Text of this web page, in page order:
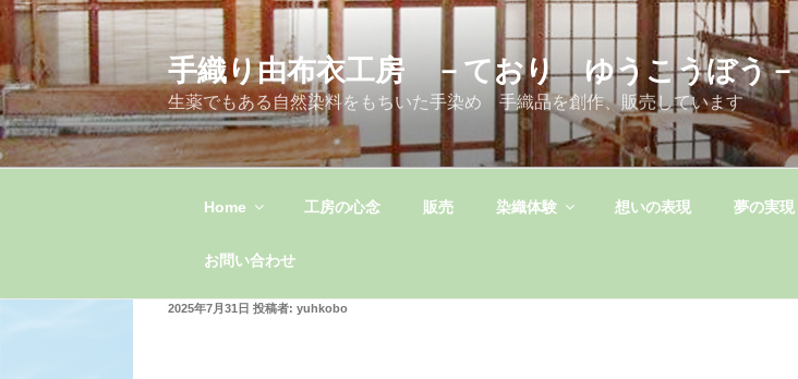
コ
テ
ン
ツ
へ
ス
手織り由布衣工房 －ており ゆうこうぼう－
生薬でもある自然染料をもちいた手染め 手織品を創作、販売しています
Home 工房の心念 販売 染織体験 想いの表現 夢の実現
お問い合わせ
投
2025年7月31日 投稿者: yuhkobo